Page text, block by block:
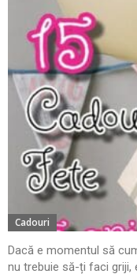
Cadouri
Dacă e momentul să
nu trebuie să-ți faci griji,